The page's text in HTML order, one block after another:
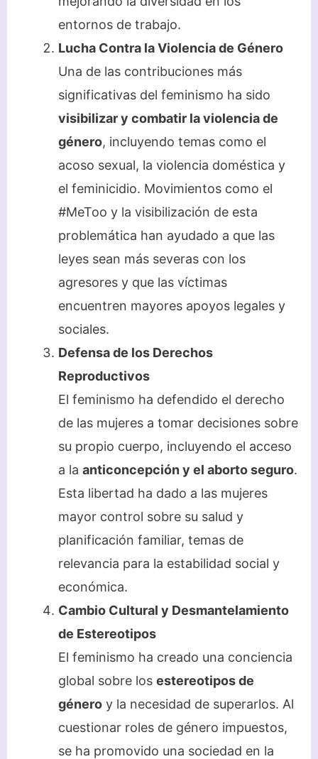
entornos de trabajo.
Lucha Contra la Violencia de Género
Una de las contribuciones más
significativas del feminismo ha sido
visibilizar y combatir la violencia de
género, incluyendo temas como el
acoso sexual, la violencia doméstica y
el feminicidio. Movimientos como el
#MeToo y la visibilización de esta
problemática han ayudado a que las
leyes sean más severas con los
agresores y que las víctimas
encuentren mayores apoyos legales y
sociales.
Defensa de los Derechos
Reproductivos
El feminismo ha defendido el derecho
de las mujeres a tomar decisiones sobre
su propio cuerpo, incluyendo el acceso
a la anticoncepción y el aborto seguro.
Esta libertad ha dado a las mujeres
mayor control sobre su salud y
planificación familiar, temas de
relevancia para la estabilidad social y
económica.
Cambio Cultural y Desmantelamiento
de Estereotipos
El feminismo ha creado una conciencia
global sobre los estereotipos de
géneroy la necesidad de superarlos. Al
cuestionar roles de género impuestos,
se ha promovido una sociedad en la